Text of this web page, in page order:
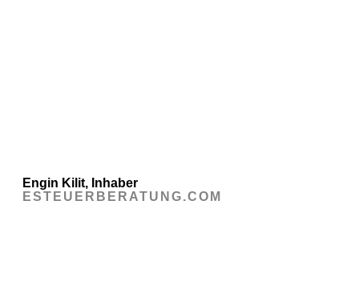
Engin Kilit, Inhaber
ESTEUERBERATUNG.COM